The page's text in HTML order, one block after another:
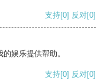
支持[0] 反对[0]
娱乐提供帮助。
支持[0] 反对[0]